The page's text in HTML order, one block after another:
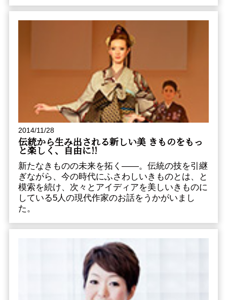
2014/11/28
伝統から生み出される新しい美 きものをもっ
と楽しく、自由に!!
新たなきものの未来を拓く――。伝統の技を引継
ぎながら、今の時代にふさわしいきものとは、と
模索を続け、次々とアイディアを美しいきものに
している5人の現代作家のお話をうかがいまし
た。